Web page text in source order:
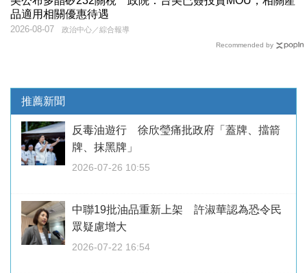
品適用相關優惠待遇
政治中心／綜合報導
2026-08-07
Recommended by
推薦新聞
反毒油遊行 徐欣瑩痛批政府「蓋牌、擋箭
牌、抹黑牌」
2026-07-26 10:55
中聯19批油品重新上架 許淑華認為恐令民
眾疑慮增大
2026-07-22 16:54